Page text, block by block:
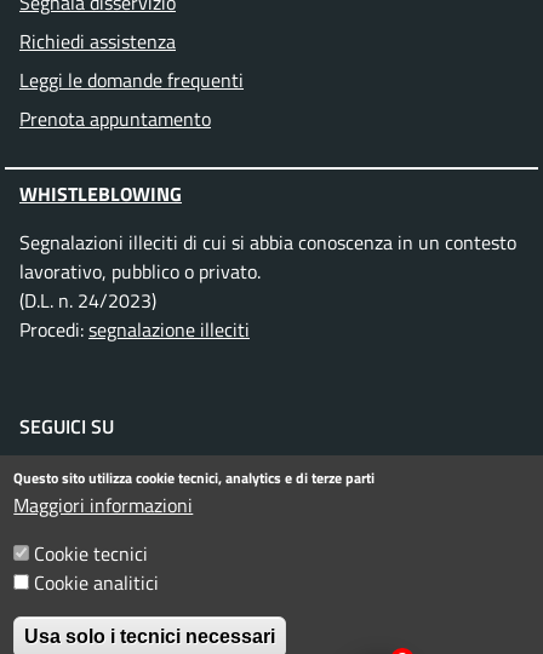
Richiedi assistenza
Leggi le domande frequenti
Prenota appuntamento
WHISTLEBLOWING
Segnalazioni illeciti di cui si abbia conoscenza in un contesto
lavorativo, pubblico o privato.
(D.L. n. 24/2023)
Procedi:segnalazione illeciti
SEGUICI SU
Facebook
Instagram
Telegram
TwitterWhatsApp
YouTube
Menu piè di pagina
Informativa privacy
Dichiarazione di accessibilità
Questo sito utilizza cookie tecnici, analytics e di terze parti
Maggiori informazioni
Cookie tecnici
Cookie analitici
Usa solo i tecnici necessari